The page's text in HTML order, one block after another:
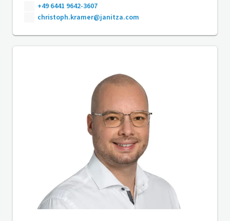
+49 6441 9642-3607
christoph.kramer@janitza.com